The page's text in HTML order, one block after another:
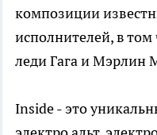
композиции
исполнителей, в
леди Гага и Мэрлин
Inside - это